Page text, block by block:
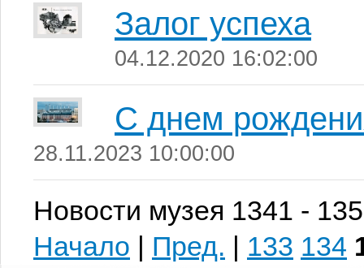
Залог успеха
04.12.2020 16:02:00
С днем
28.11.2023 10:00:00
Новости музея 1341 -
Начало | Пред. | 133 134